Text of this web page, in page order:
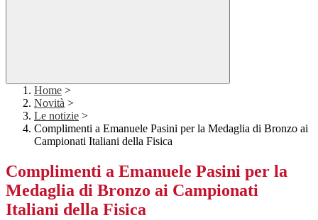
Home >
Novità >
Le notizie >
Complimenti a Emanuele Pasini per la Medaglia di Bronzo ai
Campionati Italiani della Fisica
Complimenti a Emanuele Pasini per la
Medaglia di Bronzo ai Campionati
Italiani della Fisica